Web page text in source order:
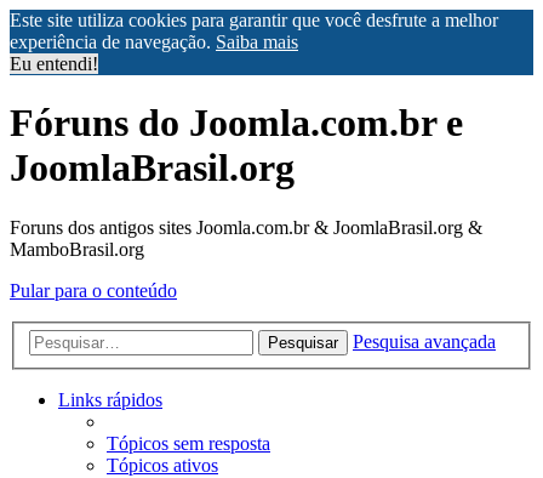
Este site utiliza cookies para garantir que você desfrute a melhor
experiência de navegação. Saiba mais
Eu entendi!
Fóruns do Joomla.com.br e
JoomlaBrasil.org
Foruns dos antigos sites Joomla.com.br & JoomlaBrasil.org &
MamboBrasil.org
Pular para o conteúdo
Pesquisar Pesquisa avançada
Links rápidos
Tópicos sem resposta
Tópicos ativos